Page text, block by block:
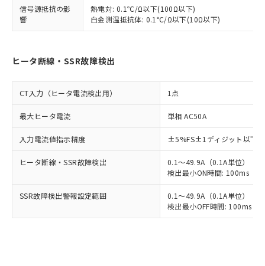
信号源抵抗の影
響
熱電対: 0.1℃/Ω以下(100Ω以下)
白金測温抵抗体: 0.1℃/Ω以下(10Ω以下)
ヒータ断線・SSR故障検出
CT入力（ヒータ電流検出用） 1点
最大ヒータ電流 単相 AC50A
入力電流値指示精度 ±5%FS±1ディジット以下
ヒータ断線・SSR故障検出
0.1～49.9A（0.1A単位）
検出最小ON時間: 100ms（
SSR故障検出警報設定範囲
0.1～49.9A（0.1A単位）
検出最小OFF時間: 100ms（